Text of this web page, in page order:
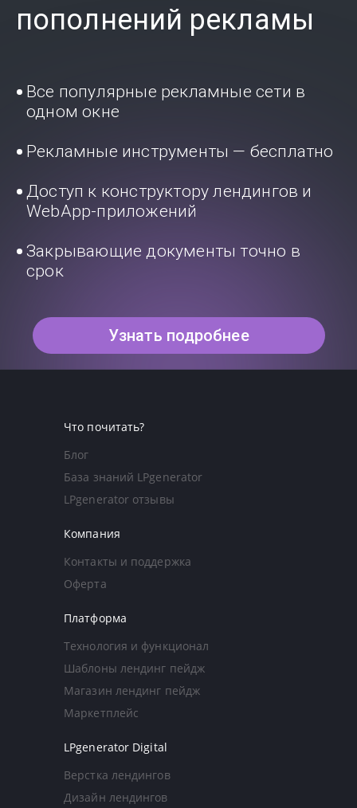
пополнений рекламы
Все популярные рекламные сети в
одном окне
Рекламные инструменты — бесплатно
Доступ к конструктору лендингов и
WebApp-приложений
Закрывающие документы точно в
срок
Узнать подробнее
Что почитать?
Блог
База знаний LPgenerator
LPgenerator отзывы
Компания
Контакты и поддержка
Оферта
Платформа
Технология и функционал
Шаблоны лендинг пейдж
Магазин лендинг пейдж
Маркетплейс
LPgenerator Digital
Верстка лендингов
Дизайн лендингов